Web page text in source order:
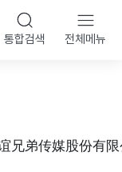
통합검색 전체메뉴
兄弟传媒股份有